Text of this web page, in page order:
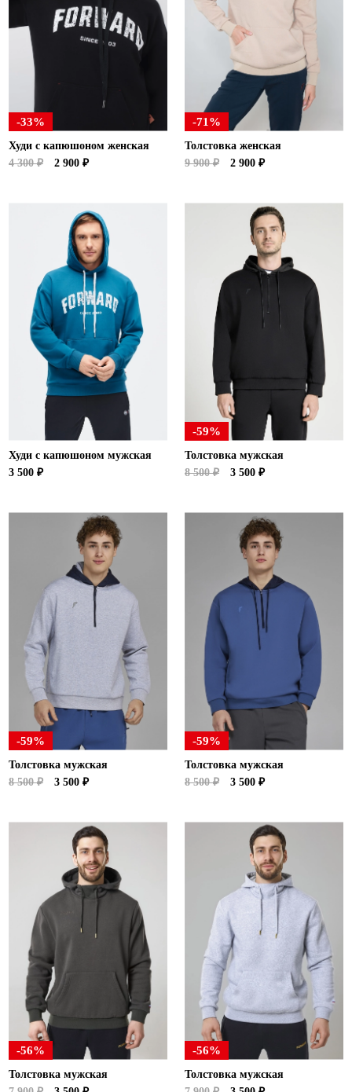
-33%
Худи с капюшоном женская
4 300 ₽
2 900 ₽
-71%
Толстовка женская
9 900 ₽
2 900 ₽
Худи с капюшоном мужская
3 500 ₽
-59%
Толстовка мужская
8 500 ₽
3 500 ₽
-59%
Толстовка мужская
8 500 ₽
3 500 ₽
-59%
Толстовка мужская
8 500 ₽
3 500 ₽
-56%
Толстовка мужская
-56%
Толстовка мужская